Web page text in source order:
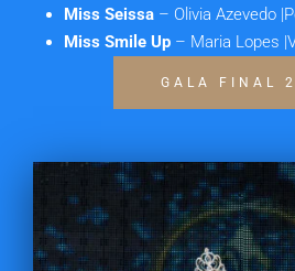
Miss Seissa – Olivia Azevedo
Miss Smile Up – Maria Lopes
GALA FINAL